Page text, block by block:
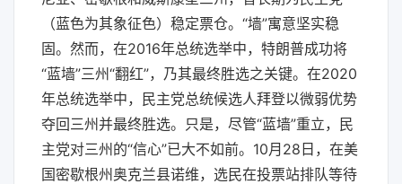
（蓝色为其象征色）稳定票仓。“墙”寓意坚实稳
固。然而，在2016年总统选举中，特朗普成功将
“蓝墙”三州“翻红”，乃其最终胜选之关键。在2020
年总统选举中，民主党总统候选人拜登以微弱优势
夺回三州并最终胜选。只是，尽管“蓝墙”重立，民
主党对三州的“信心”已大不如前。10月28日，在美
国密歇根州奥克兰县诺维，选民在投票站排队等待